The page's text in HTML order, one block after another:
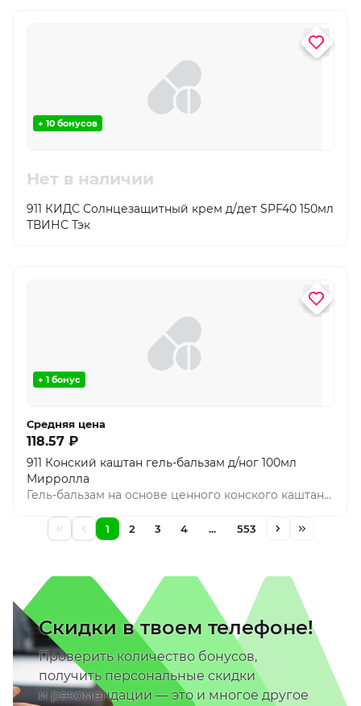
омега- 3 и омега- 6 жирных кислот – регулирует
уровень увлажнения кожи, придает ей мягкость.
+ 10 бонусов
Нет в наличии
911 КИДС Солнцезащитный крем д/дет SPF40 150мл
ТВИНС Тэк
+ 1 бонус
Средняя цена
118.57 ₽
911 Конский каштан гель-бальзам д/ног 100мл
Мирролла
Гель-бальзам на основе ценного конского каштана,
и комплексом эфирных масел оказывает
восстанавливающее действие на кожный покров,
способствует снятию напряжения и чувства
тяжести в ногах.
1 2 3 4 ... 553
Скидки в твоем телефоне!
Проверить количество бонусов,
получить персональные скидки
и рекомендации — это и многое другое